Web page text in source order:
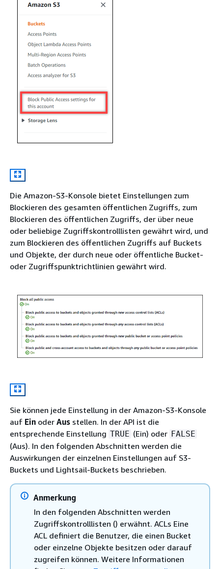
Die Amazon-S3-Konsole bietet Einstellungen zum
Blockieren des gesamten öffentlichen Zugriffs, zum
Blockieren des öffentlichen Zugriffs, der über neue
oder beliebige Zugriffskontrolllisten gewährt wird, und
zum Blockieren des öffentlichen Zugriffs auf Buckets
und Objekte, der durch neue oder öffentliche Bucket-
oder Zugriffspunktrichtlinien gewährt wird.
Sie können jede Einstellung in der Amazon-S3-Konsole
auf Ein oder Aus stellen. In der API ist die
entsprechende Einstellung TRUE (Ein) oder FALSE
(Aus). In den folgenden Abschnitten werden die
Auswirkungen der einzelnen Einstellungen auf S3-
Buckets und Lightsail-Buckets beschrieben.
Anmerkung
In den folgenden Abschnitten werden
Zugriffskontrolllisten () erwähnt. ACLs Eine
ACL definiert die Benutzer, die einen Bucket
oder einzelne Objekte besitzen oder darauf
zugreifen können. Weitere Informationen